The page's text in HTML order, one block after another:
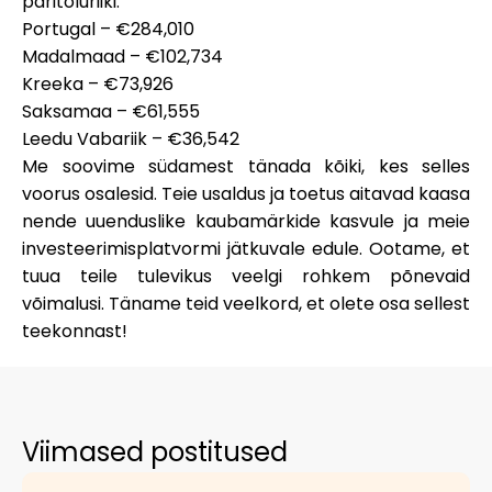
Minu konto
Hankige rahastust
Portugal – €284,010
Madalmaad – €102,734
Kreeka – €73,926
Saksamaa – €61,555
Leedu Vabariik – €36,542
Me soovime südamest tänada kõiki, kes selles
voorus osalesid. Teie usaldus ja toetus aitavad kaasa
nende uuenduslike kaubamärkide kasvule ja meie
investeerimisplatvormi jätkuvale edule. Ootame, et
tuua teile tulevikus veelgi rohkem põnevaid
võimalusi. Täname teid veelkord, et olete osa sellest
teekonnast!
Viimased postitused